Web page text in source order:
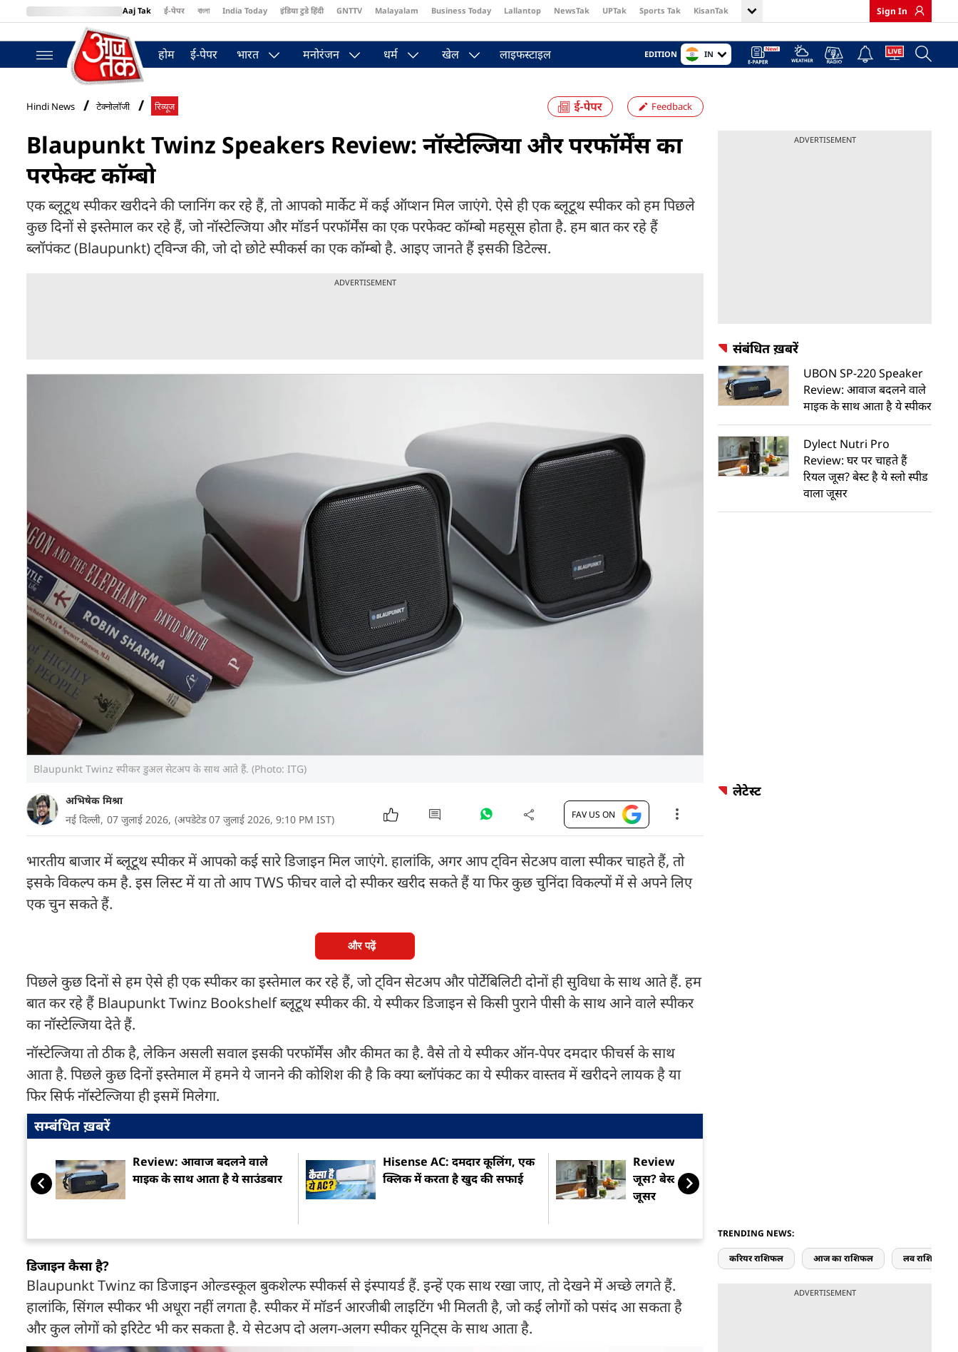
Aaj Tak ई-पेपर বাংলা India Today इंडिया टुडे हिंदी GNTTV Malayalam Business Today Lallantop NewsTak UPTak Sports Tak KisanTak
BT Bazaar
Sign In
होम ई-पेपर भारत मनोरंजन धर्म खेल लाइफस्टाइल EDITION IN
Hindi News टेक्नोलॉजी रिव्यूज Feedback
Blaupunkt Twinz Speakers Review: नॉस्टेल्जिया और परफॉर्मेंस का
परफेक्ट कॉम्बो
एक ब्लूटूथ स्पीकर खरीदने की प्लानिंग कर रहे हैं, तो आपको मार्केट में कई ऑप्शन मिल जाएंगे. ऐसे ही एक ब्लूटूथ स्पीकर को हम पिछले
कुछ दिनों से इस्तेमाल कर रहे हैं, जो नॉस्टेल्जिया और मॉडर्न परफॉर्मेंस का एक परफेक्ट कॉम्बो महसूस होता है. हम बात कर रहे हैं
ब्लॉपंकट (Blaupunkt) ट्विन्ज की, जो दो छोटे स्पीकर्स का एक कॉम्बो है. आइए जानते हैं इसकी डिटेल्स.
ADVERTISEMENT
Blaupunkt Twinz स्पीकर डुअल सेटअप के साथ आते हैं. (Photo: ITG)
अभिषेक मिश्रा
नई दिल्ली, 07 जुलाई 2026, (अपडेटेड 07 जुलाई 2026, 9:10 PM IST) FAV US ON
भारतीय बाजार में ब्लूटूथ स्पीकर में आपको कई सारे डिजाइन मिल जाएंगे. हालांकि, अगर आप ट्विन सेटअप वाला स्पीकर चाहते हैं, तो
इसके विकल्प कम है. इस लिस्ट में या तो आप TWS फीचर वाले दो स्पीकर खरीद सकते हैं या फिर कुछ चुनिंदा विकल्पों में से अपने लिए
एक चुन सकते हैं.
और पढ़ें
पिछले कुछ दिनों से हम ऐसे ही एक स्पीकर का इस्तेमाल कर रहे हैं, जो ट्विन सेटअप और पोर्टेबिलिटी दोनों ही सुविधा के साथ आते हैं. हम
बात कर रहे हैं Blaupunkt Twinz Bookshelf ब्लूटूथ स्पीकर की. ये स्पीकर डिजाइन से किसी पुराने पीसी के साथ आने वाले स्पीकर
का नॉस्टेल्जिया देते हैं.
नॉस्टेल्जिया तो ठीक है, लेकिन असली सवाल इसकी परफॉर्मेंस और कीमत का है. वैसे तो ये स्पीकर ऑन-पेपर दमदार फीचर्स के साथ
आता है. पिछले कुछ दिनों इस्तेमाल में हमने ये जानने की कोशिश की है कि क्या ब्लॉपंकट का ये स्पीकर वास्तव में खरीदने लायक है या
फिर सिर्फ नॉस्टेल्जिया ही इसमें मिलेगा.
सम्बंधित ख़बरें
Review: आवाज बदलने वाले
माइक के साथ आता है ये साउंडबार
Hisense AC: दमदार कूलिंग, एक
क्लिक में करता है खुद की सफाई
Review: घर पर चाहते हैं रियल
जूस? बेस्ट है ये स्लो स्पीड वाला
जूसर
डिजाइन कैसा है?
Blaupunkt Twinz का डिजाइन ओल्डस्कूल बुकशेल्फ स्पीकर्स से इंस्पायर्ड हैं. इन्हें एक साथ रखा जाए, तो देखने में अच्छे लगते हैं.
हालांकि, सिंगल स्पीकर भी अधूरा नहीं लगता है. स्पीकर में मॉडर्न आरजीबी लाइटिंग भी मिलती है, जो कई लोगों को पसंद आ सकता है
और कुल लोगों को इरिटेट भी कर सकता है. ये सेटअप दो अलग-अलग स्पीकर यूनिट्स के साथ आता है.
ADVERTISEMENT
संबंधित ख़बरें
UBON SP-220 Speaker
Review: आवाज बदलने वाले
माइक के साथ आता है ये स्पीकर
Dylect Nutri Pro
Review: घर पर चाहते हैं
रियल जूस? बेस्ट है ये स्लो स्पीड
वाला जूसर
लेटेस्ट
TRENDING NEWS:
करियर राशिफल आज का राशिफल लव राशिफल
ADVERTISEMENT